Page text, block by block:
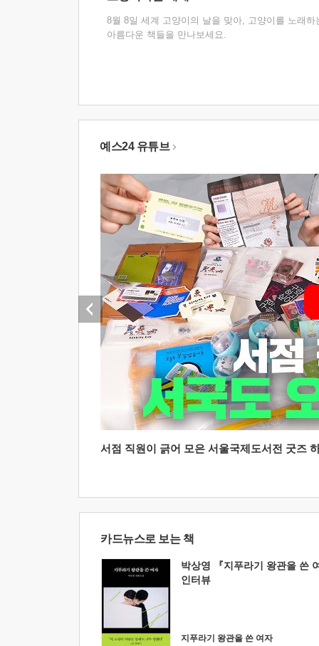
8월 8일 세계 고양이의 날을 맞아, 고양이를 노래하
아름다운 책들을 만나보세요.
예스24 유튜브
서점 직원이 긁어 모은 서울국제도서전 굿즈
카드뉴스로 보는 책
박상영 『지푸라기 왕관을 쓴
인터뷰
지푸라기 왕관을 쓴 여자